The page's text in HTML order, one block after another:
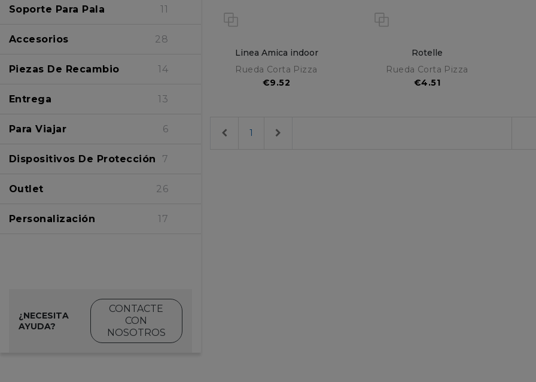
Soporte Para Pala 11
Accesorios 28
Piezas De Recambio 14
Entrega 13
Para Viajar 6
Dispositivos De Protección 7
Outlet 26
Personalización 17
¿NECESITA
AYUDA?
CONTACTE
CON
NOSOTROS
Linea Amica indoor
Rueda Corta Pizza
€9.52
Rotelle
Rueda Corta Pizza
€4.51
Previous
1